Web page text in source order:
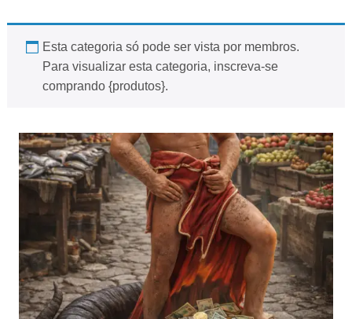
Esta categoria só pode ser vista por membros.
Para visualizar esta categoria, inscreva-se
comprando {produtos}.